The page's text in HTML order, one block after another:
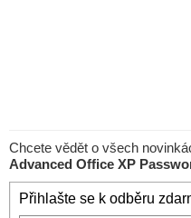
Chcete vědět o všech
Advanced Office XP
Přihlašte se k odběru